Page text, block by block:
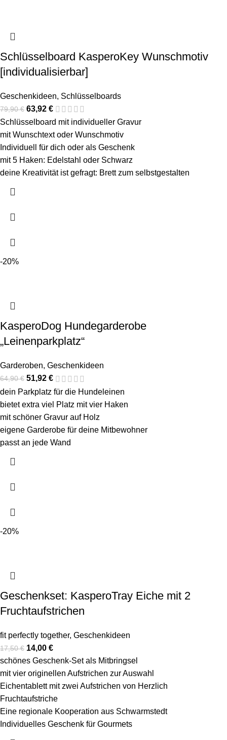
Schlüsselboard KasperoKey Wunschmotiv
[individualisierbar]
Geschenkideen, Schlüsselboards
79,90€ 63,92 €
Schlüsselboard mit individueller Gravur
mit Wunschtext oder Wunschmotiv
Individuell für dich oder als Geschenk
mit 5 Haken: Edelstahl oder Schwarz
deine Kreativität ist gefragt: Brett zum selbstgestalten
-20%
KasperoDog Hundegarderobe
„Leinenparkplatz“
Garderoben, Geschenkideen
64,90€ 51,92 €
dein Parkplatz für die Hundeleinen
bietet extra viel Platz mit vier Haken
mit schöner Gravur auf Holz
eigene Garderobe für deine Mitbewohner
passt an jede Wand
-20%
Geschenkset: KasperoTray Eiche mit 2
Fruchtaufstrichen
fit perfectly together, Geschenkideen
17,50€ 14,00 €
schönes Geschenk-Set als Mitbringsel
mit vier originellen Aufstrichen zur Auswahl
Eichentablett mit zwei Aufstrichen von Herzlich
Fruchtaufstriche
Eine regionale Kooperation aus Schwarmstedt
Individuelles Geschenk für Gourmets